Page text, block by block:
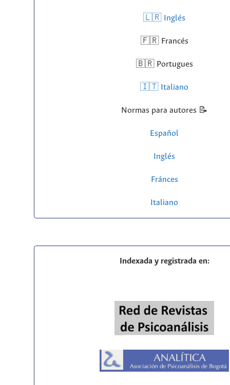
🇱🇷 Inglés
🇫🇷 Francés
🇧🇷 Portugues
🇮🇹 Italiano
Normas para autores 📝
Español
Inglés
Fránces
Italiano
Indexada y registrada en: